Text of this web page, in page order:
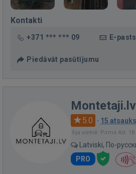
Kontakti
+371 *** *** 09 E-pasts
Piedāvāt pasūtījumu
Montetaji.lv
5.0 · 15
Bija vietnē: Pirms 4st.
Latviski, По-
PRO